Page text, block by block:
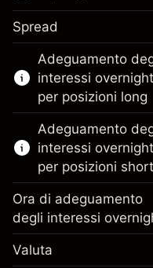
Questo strumento
per il trading di
Scopri di più su:
CFD
Knock-out
Spread
Adeguamento
interessi overnight
per posizioni long
Margine. Il tuo
Adeguamento
interessi overnight
per posizioni short
Ora di adeguamento
degli interessi
Valuta